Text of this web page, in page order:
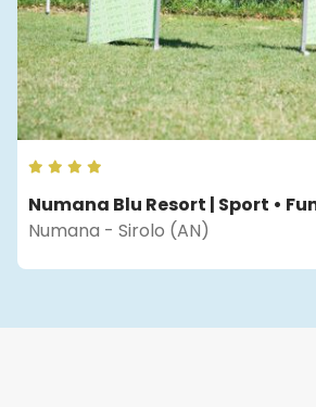
Camping Villaggio
Rodi Garganico (FG)